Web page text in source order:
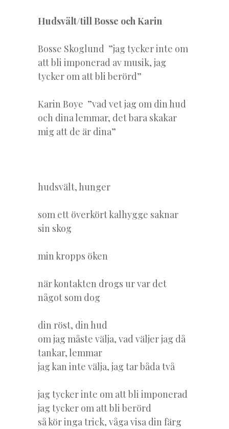
Hudsvält/till Bosse och Karin
Bosse Skoglund ”jag tycker inte om
att bli imponerad av musik, jag
tycker om att bli berörd”
Karin Boye ”vad vet jag om din hud
och dina lemmar, det bara skakar
mig att de är dina”
hudsvält, hunger
som ett överkört kalhygge saknar
sin skog
min kropps öken
när kontakten drogs ur var det
något som dog
din röst, din hud
om jag måste välja, vad väljer jag då
tankar, lemmar
jag kan inte välja, jag tar båda två
jag tycker inte om att bli imponerad
jag tycker om att bli berörd
så kör inga trick, våga visa din färg